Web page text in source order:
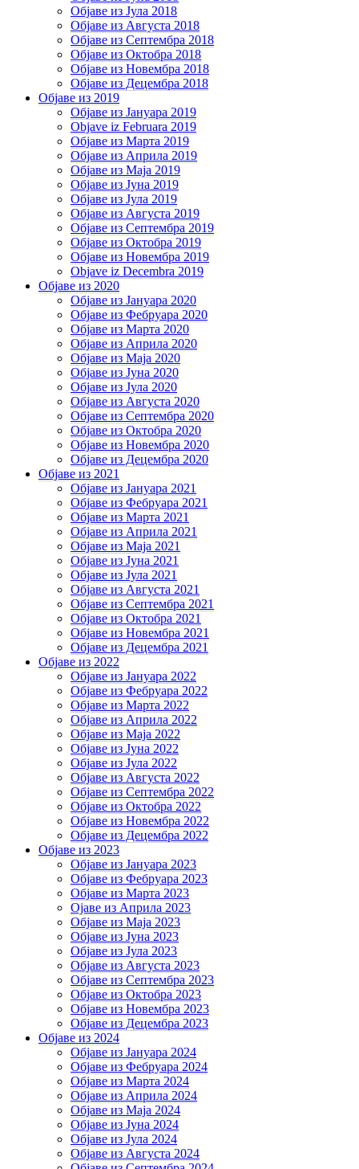
Објаве из Јула 2018
Објаве из Августа 2018
Објаве из Септембра 2018
Објаве из Октобра 2018
Објаве из Новембра 2018
Објаве из Децембра 2018
Објаве из 2019
Објаве из Јануара 2019
Objave iz Februara 2019
Објаве из Марта 2019
Објаве из Априла 2019
Објаве из Маја 2019
Објаве из Јуна 2019
Објаве из Јула 2019
Објаве из Августа 2019
Објаве из Септембра 2019
Објаве из Октобра 2019
Објаве из Новембра 2019
Objave iz Decembra 2019
Објаве из 2020
Објаве из Јануара 2020
Објаве из Фебруара 2020
Објаве из Марта 2020
Објаве из Априла 2020
Објаве из Маја 2020
Објаве из Јуна 2020
Објаве из Јула 2020
Објаве из Августа 2020
Објаве из Септембра 2020
Објаве из Октобра 2020
Објаве из Новембра 2020
Објаве из Децембра 2020
Објаве из 2021
Објаве из Јануара 2021
Објаве из Фебруара 2021
Објаве из Марта 2021
Објаве из Априла 2021
Објаве из Маја 2021
Објаве из Јуна 2021
Објаве из Јула 2021
Објаве из Августа 2021
Објаве из Септембра 2021
Објаве из Октобра 2021
Објаве из Новембра 2021
Објаве из Децембра 2021
Објаве из 2022
Објаве из Јануара 2022
Објаве из Фебруара 2022
Објаве из Марта 2022
Објаве из Априла 2022
Објаве из Маја 2022
Објаве из Јуна 2022
Објаве из Јула 2022
Објаве из Августа 2022
Објаве из Септембра 2022
Објаве из Октобра 2022
Објаве из Новембра 2022
Објаве из Децембра 2022
Објаве из 2023
Објаве из Јануара 2023
Објаве из Фебруара 2023
Објаве из Марта 2023
Ојаве из Априла 2023
Објаве из Маја 2023
Објаве из Јуна 2023
Објаве из Јула 2023
Објаве из Августа 2023
Објаве из Септембра 2023
Објаве из Октобра 2023
Објаве из Новембра 2023
Објаве из Децембра 2023
Објаве из 2024
Објаве из Јануара 2024
Објаве из Фебруара 2024
Објаве из Марта 2024
Објаве из Априла 2024
Објаве из Маја 2024
Објаве из Јуна 2024
Објаве из Јула 2024
Објаве из Августа 2024